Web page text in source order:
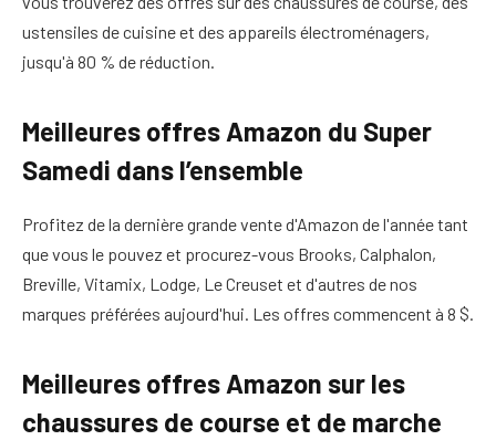
ustensiles de cuisine et des appareils électroménagers,
jusqu'à 80 % de réduction.
Meilleures offres Amazon du Super
Samedi dans l’ensemble
Profitez de la dernière grande vente d'Amazon de l'année tant
que vous le pouvez et procurez-vous Brooks, Calphalon,
Breville, Vitamix, Lodge, Le Creuset et d'autres de nos
marques préférées aujourd'hui. Les offres commencent à 8 $.
Meilleures offres Amazon sur les
chaussures de course et de marche